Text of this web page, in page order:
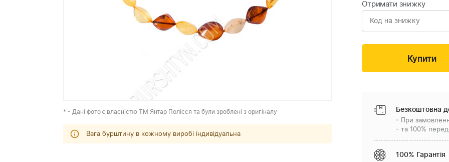
* - Дані фото є власністю ТМ Янтар Полісся та були зроблені з оригіналу
Вага бурштину в кожному виробі індивідуальна
Отримати знижку
Безкоштовна
- При
- та 100%
100% Гарантія